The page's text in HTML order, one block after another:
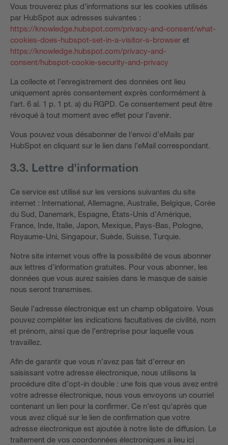
Vous trouverez plus d’informations sur les cookies utilisés
par HubSpot aux adresses suivantes :
https://knowledge.hubspot.com/privacy-and-consent/what-
cookies-does-hubspot-set-in-a-visitor-s-browser et
https://knowledge.hubspot.com/privacy-and-
consent/hubspot-cookie-security-and-privacy
La collecte et l’enregistrement des données ont lieu
uniquement après consentement exprès conformément à
l’art. 6 al. 1 p. 1 pt. a) du RGPD. Ce consentement peut être
révoqué à tout moment avec effet pour l’avenir.
Vous pouvez vous désabonner de l'envoi d’eMails par
HubSpot en cliquant sur le lien dans l’eMail correspondant.
3.3. Lettre d'information
Ce service est utilisé sur les versions suivantes du site
internet : International, Allemagne, Australie, Belgique, Corée
du Sud, Danemark, Espagne, États-Unis d’Amérique,
France, Inde, Italie, Japon, Mexique, Pays-Bas, Pologne,
Royaume-Uni, Singapour, Suède, Suisse, Turquie.
Notre site internet vous offre la possibilité de vous abonner
aux lettres d’information gratuites. Pour vous abonner, les
données que vous aurez saisies dans le masque de saisie
nous seront transmises.
Seule l’adresse électronique est un champ obligatoire. Vous
pouvez compléter les indications facultatives de civilité, nom
et prénom, ainsi que de l’entreprise pour laquelle vous
travaillez.
Afin de garantir que vous n’avez pas fait d’erreur en
saisissant votre adresse électronique, nous utilisons la
procédure dite d’opt-in double : une fois que vous avez entré
votre adresse électronique, nous vous envoyons un courriel
contenant un lien pour la confirmer. Ce n’est qu’après que
vous avez cliqué sur le lien de confirmation que votre
adresse électronique est ajoutée à notre liste de diffusion. Le
traitement de vos coordonnées électroniques a lieu ici